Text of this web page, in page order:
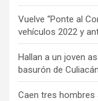
Vuelve “Ponte al
vehículos 2022 y
Hallan a un joven
basurón de Culiacán
Caen tres hombres